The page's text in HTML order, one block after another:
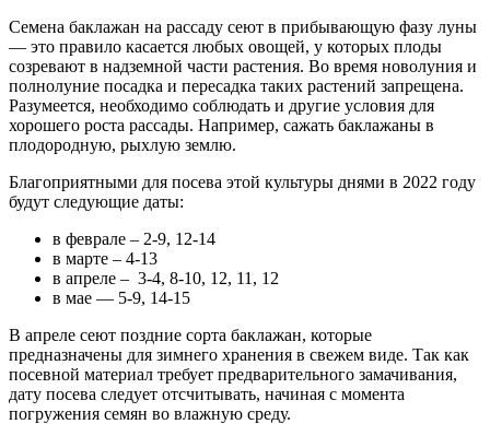
Семена баклажан на рассаду сеют в прибывающую фазу луны
— это правило касается любых овощей, у которых плоды
созревают в надземной части растения. Во время новолуния и
полнолуние посадка и пересадка таких растений запрещена.
Разумеется, необходимо соблюдать и другие условия для
хорошего роста рассады. Например, сажать баклажаны в
плодородную, рыхлую землю.
Благоприятными для посева этой культуры днями в 2022 году
будут следующие даты:
в феврале – 2-9, 12-14
в марте – 4-13
в апреле – 3-4, 8-10, 12, 11, 12
в мае — 5-9, 14-15
В апреле сеют поздние сорта баклажан, которые
предназначены для зимнего хранения в свежем виде. Так как
посевной материал требует предварительного замачивания,
дату посева следует отсчитывать, начиная с момента
погружения семян во влажную среду.